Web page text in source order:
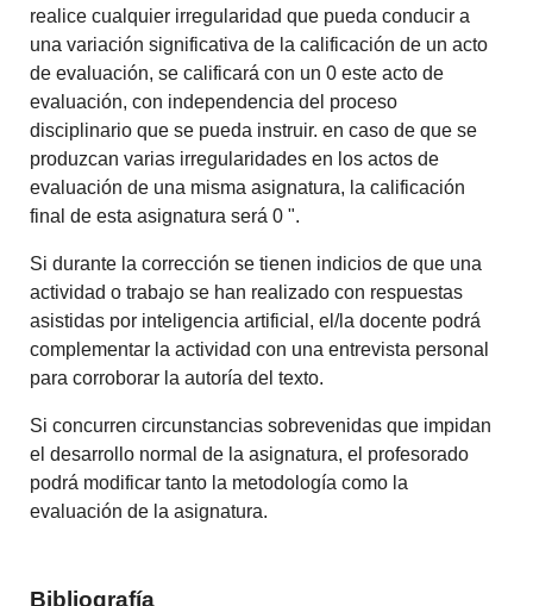
realice cualquier irregularidad que pueda conducir a
una variación significativa de la calificación de un acto
de evaluación, se calificará con un 0 este acto de
evaluación, con independencia del proceso
disciplinario que se pueda instruir. en caso de que se
produzcan varias irregularidades en los actos de
evaluación de una misma asignatura, la calificación
final de esta asignatura será 0 ".
Si durante la corrección se tienen indicios de que una
actividad o trabajo se han realizado con respuestas
asistidas por inteligencia artificial, el/la docente podrá
complementar la actividad con una entrevista personal
para corroborar la autoría del texto.
Si concurren circunstancias sobrevenidas que impidan
el desarrollo normal de la asignatura, el profesorado
podrá modificar tanto la metodología como la
evaluación de la asignatura.
Bibliografía